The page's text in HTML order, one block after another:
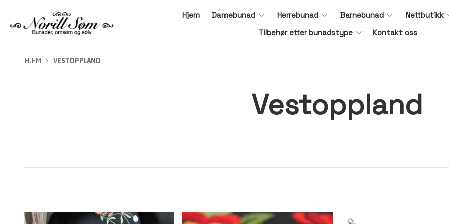
Hjem Damebunad Herrebunad Barnebunad
Nettbutikk
Tilbehør etter bunadstype
Kontakt oss
HJEM VESTOPPLAND
Vestoppland